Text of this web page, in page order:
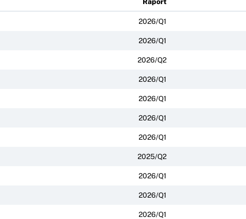
2026/Q1
2026/Q1
2026/Q2
2026/Q1
2026/Q1
2026/Q1
2026/Q1
2025/Q2
2026/Q1
2026/Q1
2026/Q1